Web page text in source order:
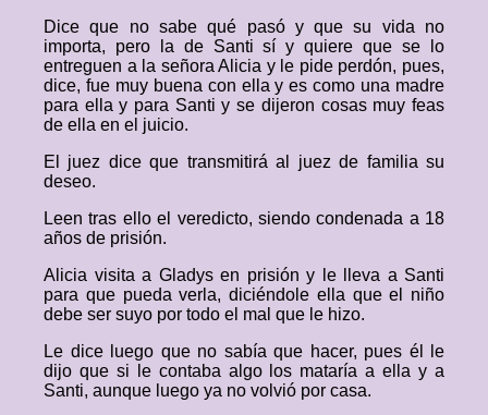
Dice que no sabe qué pasó y que su vida no
importa, pero la de Santi sí y quiere que se lo
entreguen a la señora Alicia y le pide perdón, pues,
dice, fue muy buena con ella y es como una madre
para ella y para Santi y se dijeron cosas muy feas
de ella en el juicio.
El juez dice que transmitirá al juez de familia su
deseo.
Leen tras ello el veredicto, siendo condenada a 18
años de prisión.
Alicia visita a Gladys en prisión y le lleva a Santi
para que pueda verla, diciéndole ella que el niño
debe ser suyo por todo el mal que le hizo.
Le dice luego que no sabía que hacer, pues él le
dijo que si le contaba algo los mataría a ella y a
Santi, aunque luego ya no volvió por casa.